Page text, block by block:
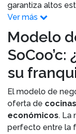
garantiza altos
Ver más
Modelo
su
El modelo de
oferta de
económicos. La
perfecto entre la